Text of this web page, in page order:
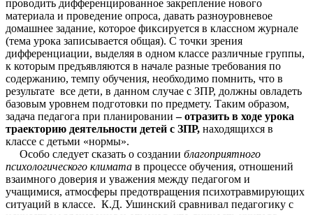
проводить дифференцированное закрепление нового
материала и проведение опроса, давать разноуровневое
домашнее задание, которое фиксируется в классном журнале
(тема урока записывается общая). С точки зрения
дифференциации, выделяя в одном классе различные группы,
к которым предъявляются в начале разные требования по
содержанию, темпу обучения, необходимо помнить, что в
результате все дети, в данном случае с ЗПР, должны овладеть
базовым уровнем подготовки по предмету. Таким образом,
задача педагога при планировании – отразить в ходе урока
траекторию деятельности детей с ЗПР, находящихся в
классе с детьми «нормы».
Особо следует сказать о создании благоприятного
психологического климата в процессе обучения, отношений
взаимного доверия и уважения между педагогом и
учащимися, атмосферы предотвращения психотравмирующих
ситуаций в классе. К.Д. Ушинский сравнивал педагогику с